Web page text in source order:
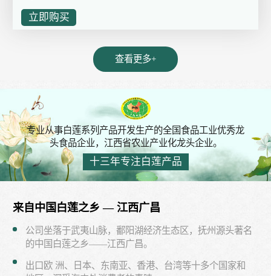
立即购买
查看更多+
专业从事白莲系列产品开发生产的全国食品工业优秀龙
头食品企业，江西省农业产业化龙头企业。
十三年专注白莲产品
来自中国白莲之乡 — 江西广昌
公司坐落于武夷山脉，鄱阳湖经济生态区，抚州源头著名
的中国白莲之乡——江西广昌。
出口欧 洲、日本、东南亚、香港、台湾等十多个国家和